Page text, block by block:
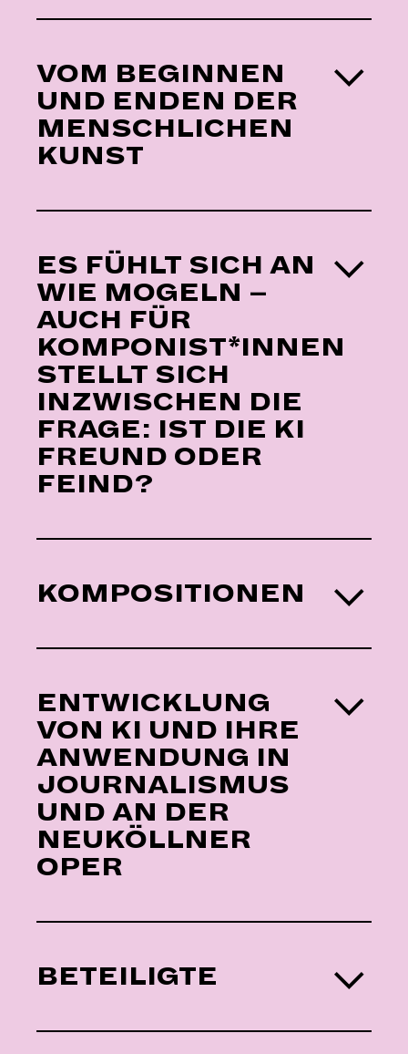
VOM BEGINNEN
UND ENDEN DER
MENSCHLICHEN
KUNST
ES FÜHLT SICH AN
WIE MOGELN –
AUCH FÜR
KOMPONIST*INNEN
STELLT SICH
INZWISCHEN DIE
FRAGE: IST DIE KI
FREUND ODER
FEIND?
KOMPOSITIONEN
ENTWICKLUNG
VON KI UND IHRE
ANWENDUNG IN
JOURNALISMUS
UND AN DER
NEUKÖLLNER
OPER
BETEILIGTE